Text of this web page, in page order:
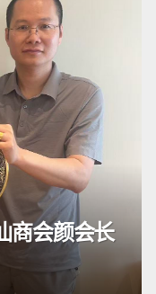
》杂志顺利抵